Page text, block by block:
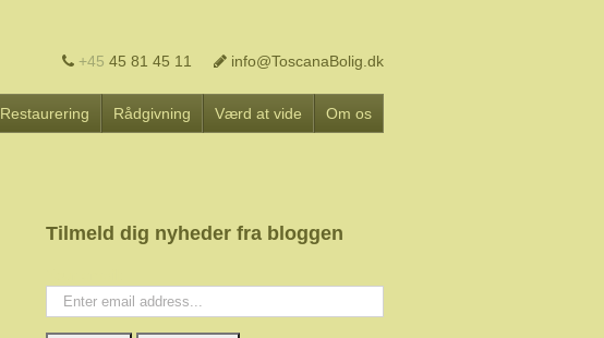
+45 45 81 45 11 info@ToscanaBolig.dk
Restaurering Rådgivning Værd at vide Om os
Tilmeld dig nyheder fra bloggen